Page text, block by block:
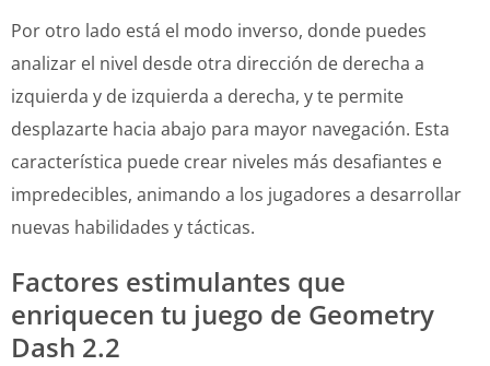
Por otro lado está el modo inverso, donde puedes
analizar el nivel desde otra dirección de derecha a
izquierda y de izquierda a derecha, y te permite
desplazarte hacia abajo para mayor navegación. Esta
característica puede crear niveles más desafiantes e
impredecibles, animando a los jugadores a desarrollar
nuevas habilidades y tácticas.
Factores estimulantes que
enriquecen tu juego de Geometry
Dash 2.2